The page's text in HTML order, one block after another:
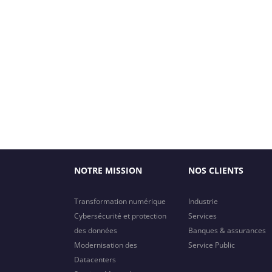
NOTRE MISSION
Transformation numérique
Cybersécurité et protection
des données
Modernisation des
Datacenters
NOS CLIENTS
Industrie
Services
Banques & assurances
Service Public